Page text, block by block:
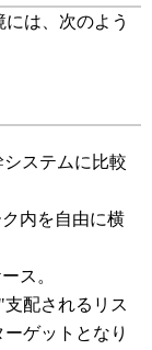
は、次のよう
ステムに比較
内を自由に横
ス。
配されるリス
ゲットとなり